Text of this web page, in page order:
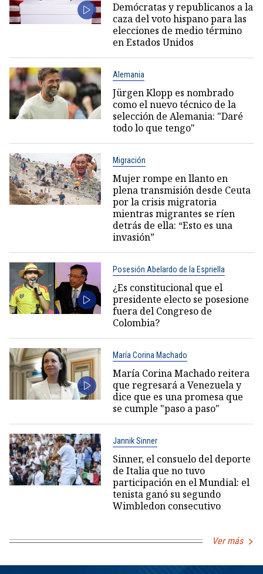
Demócratas y republicanos a la
caza del voto hispano para las
elecciones de medio término
en Estados Unidos
Alemania
Jürgen Klopp es nombrado
como el nuevo técnico de la
selección de Alemania: "Daré
todo lo que tengo"
Migración
Mujer rompe en llanto en
plena transmisión desde Ceuta
por la crisis migratoria
mientras migrantes se ríen
detrás de ella: “Esto es una
invasión”
Posesión Abelardo de la Espriella
¿Es constitucional que el
presidente electo se posesione
fuera del Congreso de
Colombia?
María Corina Machado
María Corina Machado reitera
que regresará a Venezuela y
dice que es una promesa que
se cumple "paso a paso"
Jannik Sinner
Sinner, el consuelo del deporte
de Italia que no tuvo
participación en el Mundial: el
tenista ganó su segundo
Wimbledon consecutivo
Ver más